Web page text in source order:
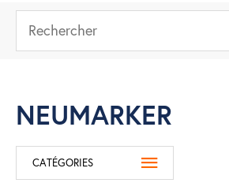
NEUMARKER
CATÉGORIES